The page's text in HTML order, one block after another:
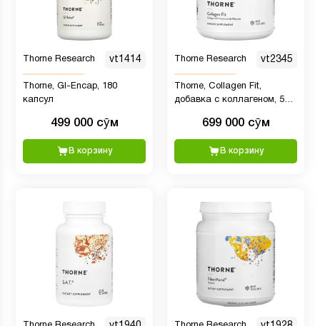
Thorne Research vt1414
Thorne, GI-Encap, 180
капсул
499 000 сӯм
В корзину
Thorne Research vt2345
Thorne, Collagen Fit,
добавка с коллагеном, 506
699 000 сӯм
В корзину